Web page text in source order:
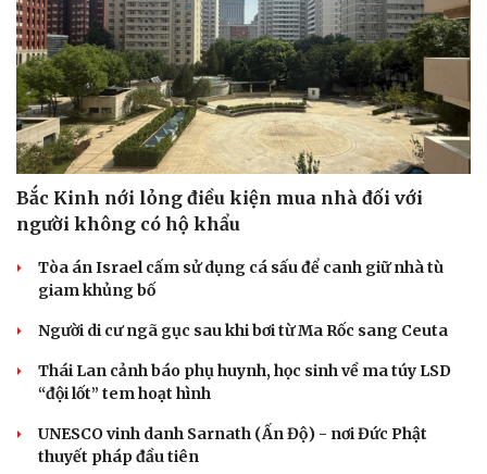
Cải chính
Bắc Kinh nới lỏng điều kiện mua nhà đối với
người không có hộ khẩu
Tòa án Israel cấm sử dụng cá sấu để canh giữ nhà tù
giam khủng bố
Người di cư ngã gục sau khi bơi từ Ma Rốc sang Ceuta
Thái Lan cảnh báo phụ huynh, học sinh về ma túy LSD
“đội lốt” tem hoạt hình
UNESCO vinh danh Sarnath (Ấn Độ) - nơi Đức Phật
thuyết pháp đầu tiên